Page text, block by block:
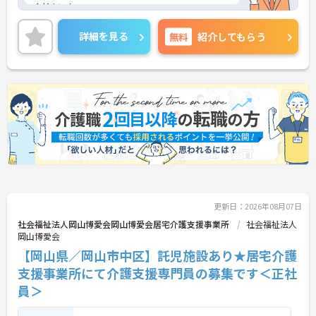
ください！
詳細を見る 無料 紹介してもらう
更新日：2026年08月07日
社会福祉法人岡山博愛会岡山博愛会居宅介護支援事業所
社会福祉法人
岡山博愛会
【岡山県／岡山市中区】託児施設あり★居宅介護
支援事業所にて介護支援専門員の募集です＜正社
員＞